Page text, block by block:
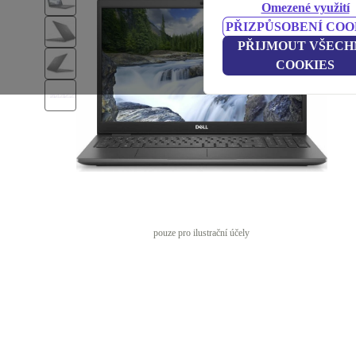
Omezené využití
PŘIZPŮSOBENÍ
PŘIJMOUT
COOKIES
pouze pro ilustrační účely